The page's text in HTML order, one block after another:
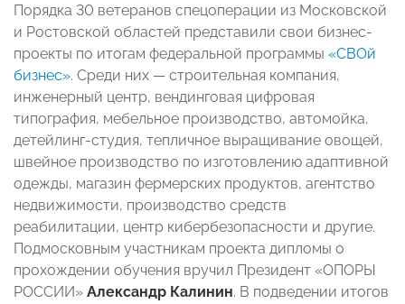
Порядка 30 ветеранов спецоперации из Московской
и Ростовской областей представили свои бизнес-
проекты по итогам федеральной программы «СВОй
бизнес». Среди них — строительная компания,
инженерный центр, вендинговая цифровая
типография, мебельное производство, автомойка,
детейлинг-студия, тепличное выращивание овощей,
швейное производство по изготовлению адаптивной
одежды, магазин фермерских продуктов, агентство
недвижимости, производство средств
реабилитации, центр кибербезопасности и другие.
Подмосковным участникам проекта дипломы о
прохождении обучения вручил Президент «ОПОРЫ
РОССИИ» Александр Калинин. В подведении итогов